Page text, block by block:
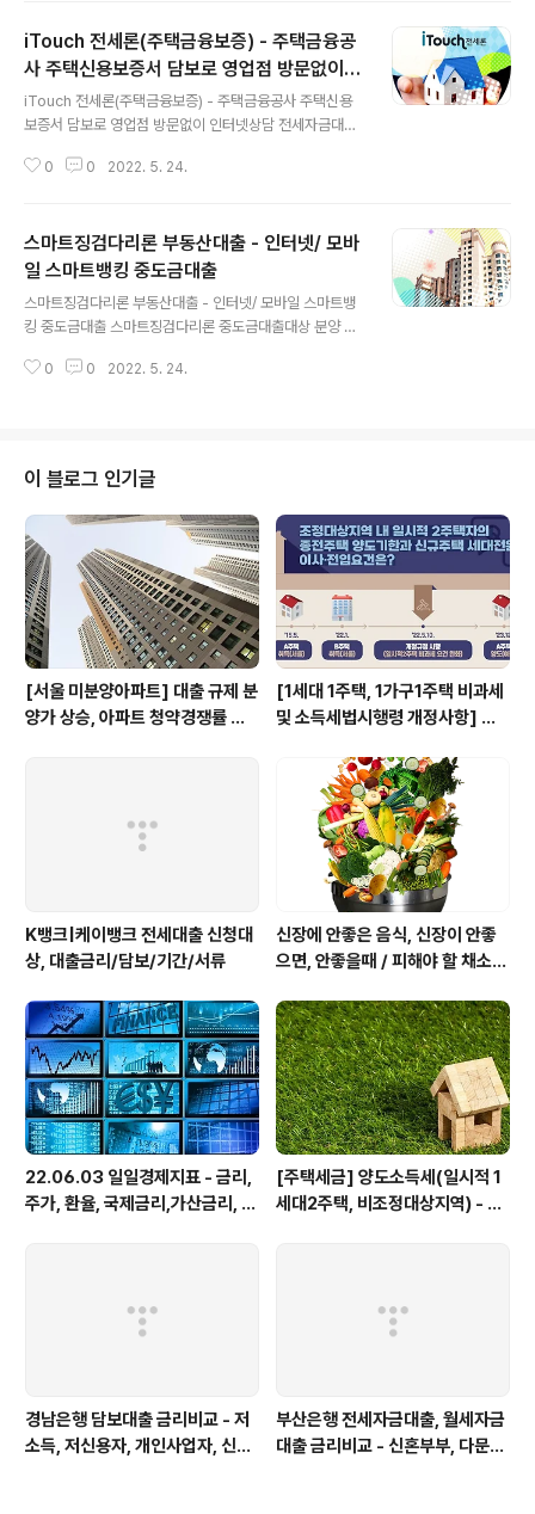
금(인터넷뱅킹) 확인 ② 국민연금 동일사업장 12개월 이상
납부 ③ 국세청(홈택스) 소득금액 확인(홈택스 회원가입 필
수) 연소득이 3천만원 이상인 고객 또는 연소득 2천만원
이상이며, 주거래 요건* 충족 고객 ※ 개인신용평점 기준 당
용은 우리은행 홈페이지 공지사항에서 확인가능 ※ 주거래
iTouch 전세론(주택금융보증) - 주택금융공
사 주택신용보증서 담보로 영업점 방문없이
인터넷상담 전세자금대출
iTouch 전세론(주택금융보증) - 주택금융공사 주택신용
보증서 담보로 영업점 방문없이 인터넷상담 전세자금대출
로 빠르고 편리하게 신청하는 전세자금대출 ※ 본 상품의
경우 진행이 불가하며, 인터넷뱅킹 가입을 위해 영업점 방
문이 필요합니다. iTouch 전세론 전세자금대출대상 전세
대출을 받고자 임차보증금의 5% 이상을 지급한 개인고객
(개인사업자 및 근로소득이 있는 개인사업자도 제외됨) (임
경우 대출 불가함) 근로소득자 : 동일 직장 3개월 이상 재직
0 0 2022. 5. 24.
스마트징검다리론 부동산대출 - 인터넷/ 모바
일 스마트뱅킹 중도금대출
스마트징검다리론 부동산대출 - 인터넷/ 모바일 스마트뱅
킹 중도금대출 스마트징검다리론 중도금대출대상 분양 계
따라 대출이 제한될 수 있습니다. 스마트징검다리론 중도
한내 (만기시 심사 후 연장가능) 스마트징검다리론 중도금
대출기본금리 기준금리(고정금리와 변동금리 중 선택가능)
+ 가산금리(시행 및 시공사와 우리은행이 협약한 금리) ※
주택금융신용보증기금 출연대상 대출금에 해당하는 경우
연 0.01% ~ 연 0.21% 주택금융신용보증기금 출연료가
포함되어 있습니다. 스마트징검다리론 중도금대출 우대금
리..
0 0 2022. 5. 24.
이 블로그 인기글
[서울 미분양아파트] 대출 규제 분
양가 상승, 아파트 청약경쟁률 급
[1세대 1주택, 1가구1주택 비과세
및 소득세법시행령 개정사항] 조
종전주택 양도기한과 신규주택 세
대전원 이사·전입요건은?
K뱅크|케이뱅크 전세대출 신청대
상, 대출금리/담보/기간/서류
신장에 안좋은 음식, 신장이 안좋
으면, 안좋을때 / 피해야 할 채소,
22.06.03 일일경제지표 - 금리,
주가, 환율, 국제금리,가산금리, 유
[주택세금] 양도소득세(일시적 1
세대2주택, 비조정대상지역) - 장
경남은행 담보대출 금리비교 - 저
소득, 저신용자, 개인사업자, 신규
부산은행 전세자금대출, 월세자금
대출 금리비교 - 신혼부부, 다문화